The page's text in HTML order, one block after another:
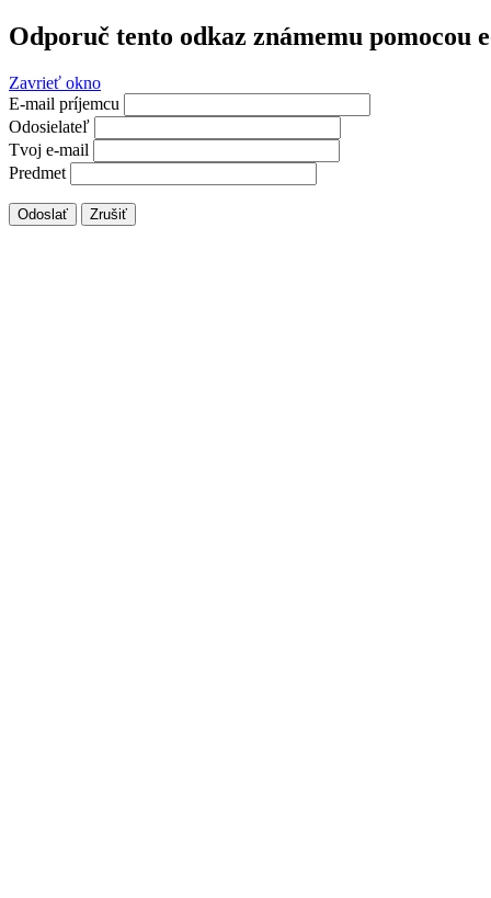
Odporuč tento odkaz známemu pomocou
Zavrieť okno
E-mail príjemcu
Odosielateľ
Tvoj e-mail
Predmet
Odoslať Zrušiť